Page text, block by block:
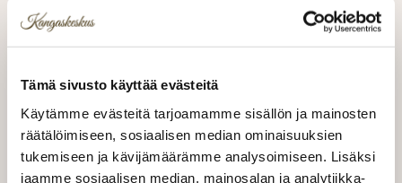
Tämä sivusto käyttää evästeitä
Käytämme evästeitä tarjoamamme sisällön ja mainosten
räätälöimiseen, sosiaalisen median ominaisuuksien
tukemiseen ja kävijämäärämme analysoimiseen. Lisäksi
jaamme sosiaalisen median, mainosalan ja analytiikka-
LISÄÄ OSTOSKORIIN